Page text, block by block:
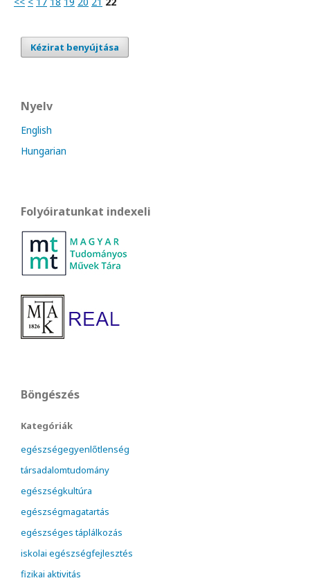
Kézirat benyújtása
Nyelv
English
Hungarian
Folyóiratunkat indexeli
Böngészés
Kategóriák
egészségegyenlőtlenség
társadalomtudomány
egészségkultúra
egészségmagatartás
egészséges táplálkozás
iskolai egészségfejlesztés
fizikai aktivitás